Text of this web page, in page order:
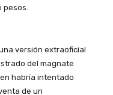
pesos.
versión extraoficial
del magnate
habría intentado
de un